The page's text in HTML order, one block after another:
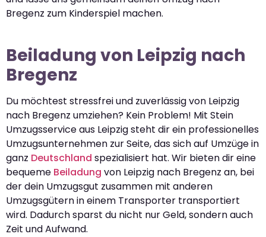
Bregenz zum Kinderspiel machen.
Beiladung von Leipzig nach
Bregenz
Du möchtest stressfrei und zuverlässig von Leipzig
nach Bregenz umziehen? Kein Problem! Mit Stein
Umzugsservice aus Leipzig steht dir ein professionelles
Umzugsunternehmen zur Seite, das sich auf Umzüge in
ganz Deutschland spezialisiert hat. Wir bieten dir eine
bequeme Beiladung von Leipzig nach Bregenz an, bei
der dein Umzugsgut zusammen mit anderen
Umzugsgütern in einem Transporter transportiert
wird. Dadurch sparst du nicht nur Geld, sondern auch
Zeit und Aufwand.